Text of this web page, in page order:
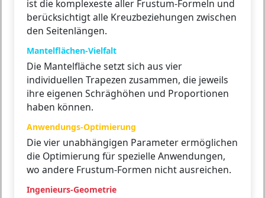
ist die komplexeste aller Frustum-Formeln und
berücksichtigt alle Kreuzbeziehungen zwischen
den Seitenlängen.
Mantelflächen-Vielfalt
Die Mantelfläche setzt sich aus vier
individuellen Trapezen zusammen, die jeweils
ihre eigenen Schräghöhen und Proportionen
haben können.
Anwendungs-Optimierung
Die vier unabhängigen Parameter ermöglichen
die Optimierung für spezielle Anwendungen,
wo andere Frustum-Formen nicht ausreichen.
Ingenieurs-Geometrie